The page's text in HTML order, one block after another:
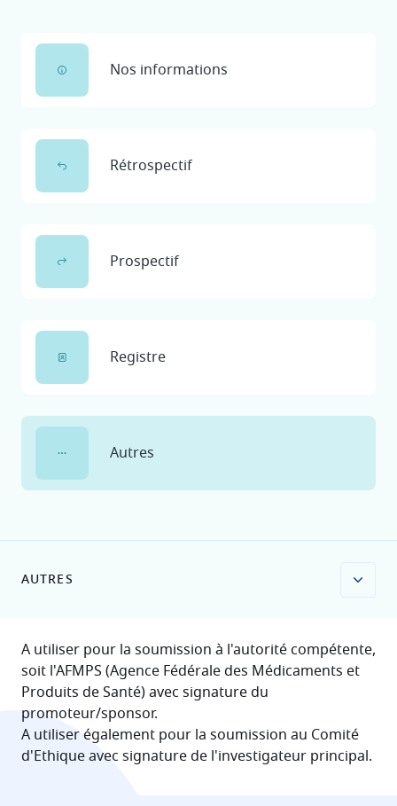
Nos informations
Rétrospectif
Prospectif
Registre
Autres
AUTRES
A utiliser pour la soumission à l'autorité compétente,
soit l'AFMPS (Agence Fédérale des Médicaments et
Produits de Santé) avec signature du
promoteur/sponsor.
A utiliser également pour la soumission au Comité
d'Ethique avec signature de l'investigateur principal.